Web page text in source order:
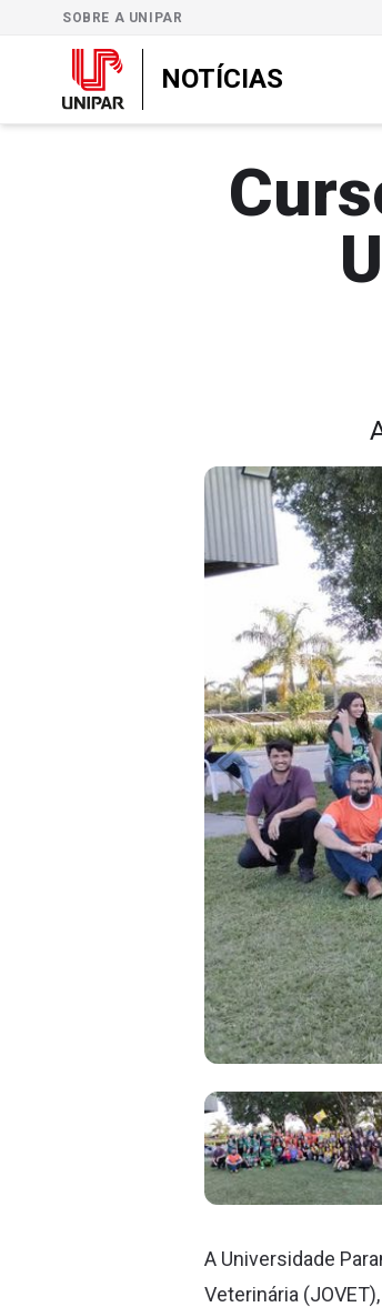
SOBRE A UNIPAR
NOTÍCIAS
A Universidade
Veterinária